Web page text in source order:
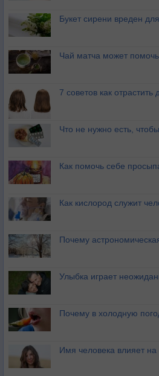
Букет сирени вреден
Чай матча может
7 советов как
Что не нужно есть,
Как помочь себе
Как кислород служит
Почему
Улыбка играет
Почему в холодную
Имя человека влияет на